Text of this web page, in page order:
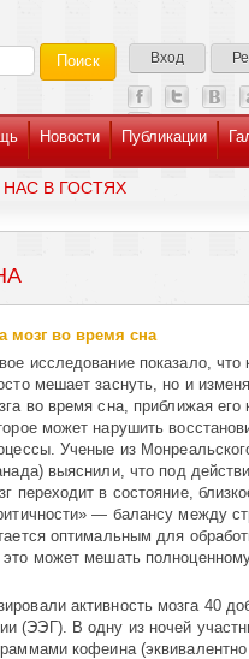
Вход
Новости Публикации
НАС В ГОСТЯХ
мозг во время сна
исследование показало, что
мешает заснуть, но и
во время сна, приближая его
может нарушить
Ученые из
выяснили, что под
переходит в состояние,
— балансу между
оптимальным для
может мешать
активность мозга 40
(ЭЭГ). В одну из ночей
кофеина